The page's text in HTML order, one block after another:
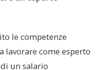
le competenze
lavorare come esperto
un salario